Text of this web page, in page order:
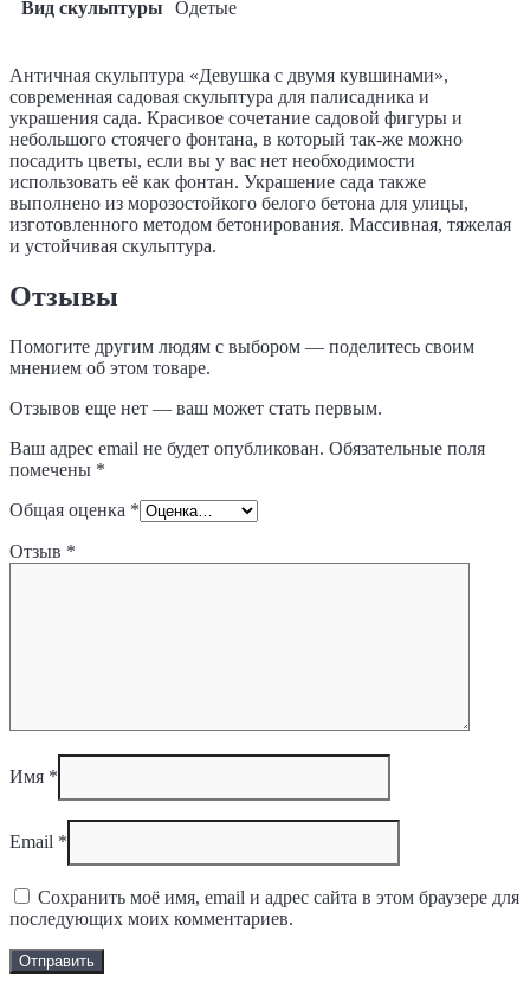
Вид скульптуры Одетые
Античная скульптура «Девушка с двумя кувшинами»,
современная садовая скульптура для палисадника и
украшения сада. Красивое сочетание садовой фигуры и
небольшого стоячего фонтана, в который так-же можно
посадить цветы, если вы у вас нет необходимости
использовать её как фонтан. Украшение сада также
выполнено из морозостойкого белого бетона для улицы,
изготовленного методом бетонирования. Массивная, тяжелая
и устойчивая скульптура.
Отзывы
Помогите другим людям с выбором — поделитесь своим
мнением об этом товаре.
Отзывов еще нет — ваш может стать первым.
Ваш адрес email не будет опубликован. Обязательные поля
помечены *
Общая оценка *
Отзыв *
Имя *
Email *
Сохранить моё имя, email и адрес сайта в этом браузере для
последующих моих комментариев.